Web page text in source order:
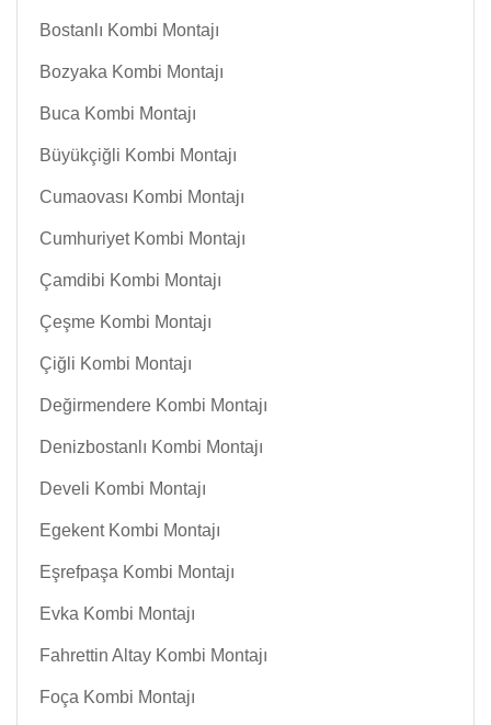
Bostanlı Kombi Montajı
Bozyaka Kombi Montajı
Buca Kombi Montajı
Büyükçiğli Kombi Montajı
Cumaovası Kombi Montajı
Cumhuriyet Kombi Montajı
Çamdibi Kombi Montajı
Çeşme Kombi Montajı
Çiğli Kombi Montajı
Değirmendere Kombi Montajı
Denizbostanlı Kombi Montajı
Develi Kombi Montajı
Egekent Kombi Montajı
Eşrefpaşa Kombi Montajı
Evka Kombi Montajı
Fahrettin Altay Kombi Montajı
Foça Kombi Montajı